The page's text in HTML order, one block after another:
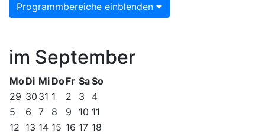
Programmbereiche einblenden
im September
MoDi Mi DoFr SaSo
29 30 31 1 2 3
4
5
6 7 8 9 10 11
12 13 14 15 16 17 18